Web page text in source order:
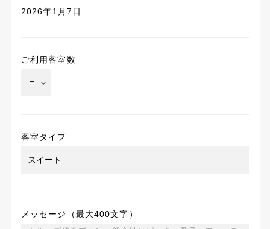
2026年1月7日
ご利用客室数
客室タイプ
メッセージ（最大400文字）